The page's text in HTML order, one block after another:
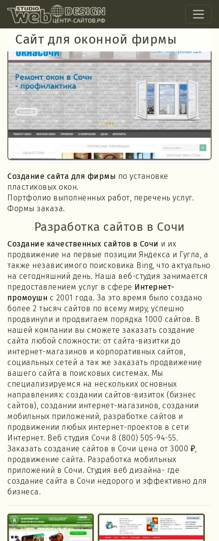
Сайт для оконной фирмы
Создание сайта для фирмы по установке
пластиковых окон.
Портфолио выполненных работ, перечень услуг.
Формы заказа.
Разработка сайтов в Сочи
Создание качественных сайтов в Сочи и их
продвижение на первые позиции Яндекса и Гугла, а
также независимого поисковика Bing, что актуально
на сегодняшний день. Наша веб-студия занимается
предоставлением услуг в сфере Интернет-
промоушн с 2001 года. За это время было создано
более 2 тысяч сайтов по всему миру, успешно
продвинули и продвигаем порядка 1000 сайтов. В
нашей компании вы сможете заказать создание
сайта любой сложности: от сайта-визитки до
интернет-магазинов и корпоративных сайтов,
социальных сетей а так же заказать продвижение
вашего сайта в поисковых системах. Мы
специализируемся на нескольких основных
направлениях: создании сайтов-визиток (бизнес
сайтов), создании интернет-магазинов, создании
мобильных приложений, разработке сайтов и
продвижении любых интернет-проектов в сети
Интернет. Веб студия Сочи 8 (800) 505-94-55.
Заказать создание сайтов в Сочи цена от 3000 ₽,
продвижение сайта. Разработка мобильных
приложений в Сочи. Студия веб дизайна- где
создание сайта в Сочи недорого и эффективно для
бизнеса.